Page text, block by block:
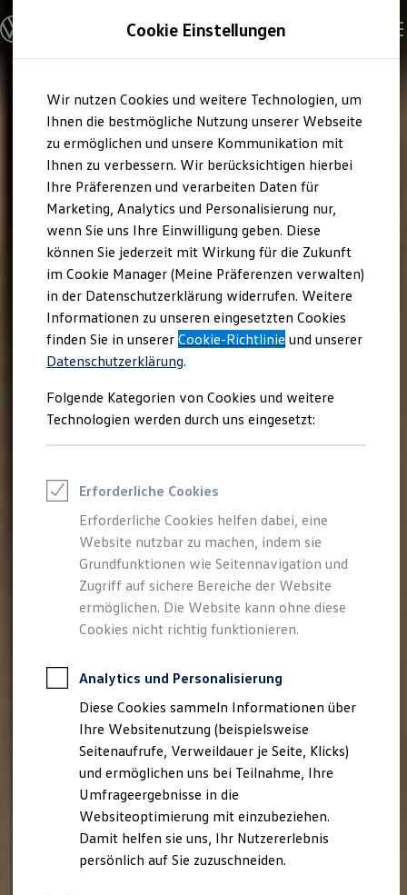
Hauptinhalt
springen
Footer
springen
Modelle und Konfigurator
Konfigurator
Modelle vergleichen
Elektroautos
ENERGY Sondermodelle
Nutzfahrzeuge
SUV und CUV
Familienautos
Kombis
Kompaktwagen
Sportwagen
Schnell verfügbare Fahrzeuge
Angebote und Produkte
Aktuelle Angebote
E-Auto-Förderung
Volkswagen Marktplatz
Die ENERGY Sondermodelle
Junge Gebrauchtwagen und Gebrauchtwagen
Volkswagen Zertifizierte Gebrauchtwagen
Elektromobilität bei Gebrauchtwagen
Saisonangebote
Reifenpakete
Leasing
Leasing-Angebote
Elektroauto Leasing
Kleinwagen-Leasing
Leasing ohne Anzahlung
Finanzierung
Autokredit mit Schlussrate
Versicherungen und Garantien
Kfz-Versicherung
Restschuldversicherungen
Garantien
Professional Class bei Volkswagen
Behörden
Direktkunden
Sonderfahrzeuge
Anpfiff zum Gewinn
Elektromobilität
Elektroautos
ID. Tutorials
Elektrofahrzeugkonzepte
ID. EVERY1
Reichweite
Cookie Einstellungen
Wir nutzen Cookies und weitere Technologien, um
Ihnen die bestmögliche Nutzung unserer Webseite
zu ermöglichen und unsere Kommunikation mit
Ihnen zu verbessern. Wir berücksichtigen hierbei
Ihre Präferenzen und verarbeiten Daten für
Marketing, Analytics und Personalisierung nur,
wenn Sie uns Ihre Einwilligung geben. Diese
können Sie jederzeit mit Wirkung für die Zukunft
im Cookie Manager (Meine Präferenzen verwalten)
in der Datenschutzerklärung widerrufen. Weitere
Informationen zu unseren eingesetzten Cookies
finden Sie in unsererCookie-Richtlinie und unserer
Datenschutzerklärung.
Folgende Kategorien von Cookies und weitere
Technologien werden durch uns eingesetzt:
Erforderliche Cookies
Erforderliche Cookies helfen dabei, eine
Website nutzbar zu machen, indem sie
Grundfunktionen wie Seitennavigation und
Zugriff auf sichere Bereiche der Website
ermöglichen. Die Website kann ohne diese
Cookies nicht richtig funktionieren.
Analytics und Personalisierung
Diese Cookies sammeln Informationen über
Ihre Websitenutzung (beispielsweise
Seitenaufrufe, Verweildauer je Seite, Klicks)
und ermöglichen uns bei Teilnahme, Ihre
Umfrageergebnisse in die
Websiteoptimierung mit einzubeziehen.
Damit helfen sie uns, Ihr Nutzererlebnis
persönlich auf Sie zuzuschneiden.